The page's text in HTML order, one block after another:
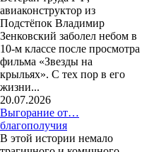
авиаконструктор из
Подстёпок Владимир
Зенковский заболел небом в
10-м классе после просмотра
фильма «Звезды на
крыльях». С тех пор в его
жизни...
20.07.2026
Выгорание от…
благополучия
В этой истории немало